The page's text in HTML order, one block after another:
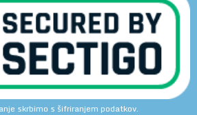
skrbimo s šifriranjem podatkov.